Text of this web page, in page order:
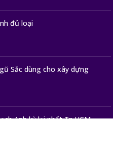
đủ loại
Sắc dùng cho xây dựng
Anh kỳ lại nhất Tp.HCM